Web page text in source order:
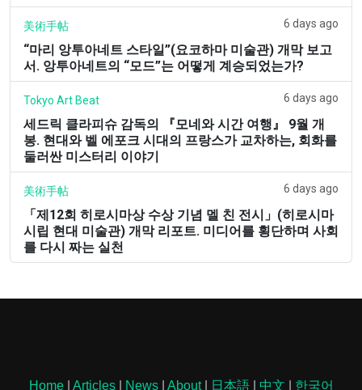
美術手帖 6 days ago
“마리 앙투아네트 스타일”(요코하마 미술관) 개막 보고
서. 앙투아네트의 “모드”는 어떻게 계승되었는가?
Tokyo Art Beat 6 days ago
세드릭 클라피슈 감독의 『모네와 시간 여행』 9월 개
봉. 현대와 벨 에포크 시대의 프랑스가 교차하는, 회화를
둘러싼 미스터리 이야기
美術手帖 6 days ago
「제12회 히로시마상 수상 기념 멜 친 전시」(히로시마
시립 현대 미술관) 개막 리포트. 미디어를 횡단하며 사회
를 다시 짜는 실천
Home| Articles| News| About| 日本語| 中文 한국어